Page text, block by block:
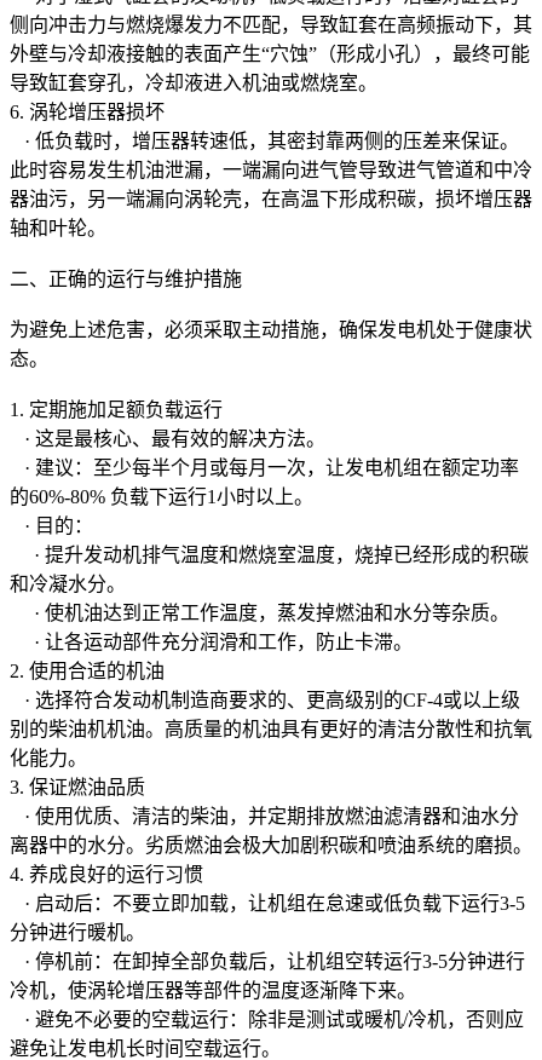
侧向冲击力与燃烧爆发力不匹配，导致缸套在高频振动下，其
外壁与冷却液接触的表面产生“穴蚀”（形成小孔），最终可能
导致缸套穿孔，冷却液进入机油或燃烧室。
6. 涡轮增压器损坏
· 低负载时，增压器转速低，其密封靠两侧的压差来保证。
此时容易发生机油泄漏，一端漏向进气管导致进气管道和中冷
器油污，另一端漏向涡轮壳，在高温下形成积碳，损坏增压器
轴和叶轮。
二、正确的运行与维护措施
为避免上述危害，必须采取主动措施，确保发电机处于健康状
态。
1. 定期施加足额负载运行
· 这是最核心、最有效的解决方法。
· 建议：至少每半个月或每月一次，让发电机组在额定功率
的60%-80% 负载下运行1小时以上。
· 目的：
· 提升发动机排气温度和燃烧室温度，烧掉已经形成的积碳
和冷凝水分。
· 使机油达到正常工作温度，蒸发掉燃油和水分等杂质。
· 让各运动部件充分润滑和工作，防止卡滞。
2. 使用合适的机油
· 选择符合发动机制造商要求的、更高级别的CF-4或以上级
别的柴油机机油。高质量的机油具有更好的清洁分散性和抗氧
化能力。
3. 保证燃油品质
· 使用优质、清洁的柴油，并定期排放燃油滤清器和油水分
离器中的水分。劣质燃油会极大加剧积碳和喷油系统的磨损。
4. 养成良好的运行习惯
· 启动后：不要立即加载，让机组在怠速或低负载下运行3-5
分钟进行暖机。
· 停机前：在卸掉全部负载后，让机组空转运行3-5分钟进行
冷机，使涡轮增压器等部件的温度逐渐降下来。
· 避免不必要的空载运行：除非是测试或暖机/冷机，否则应
避免让发电机长时间空载运行。